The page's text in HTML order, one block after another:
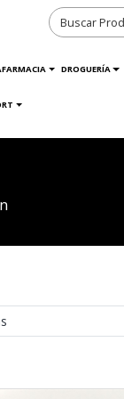
DROGUERÍA